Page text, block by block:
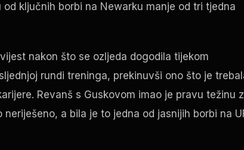
ključnih borbi na Newarku manje od tri tjedna
nakon što se ozljeda dogodila tijekom
rundi treninga, prekinuvši ono što je
Revanš s Guskovom imao je pravu težinu
a bila je to jedna od jasnijih borbi na